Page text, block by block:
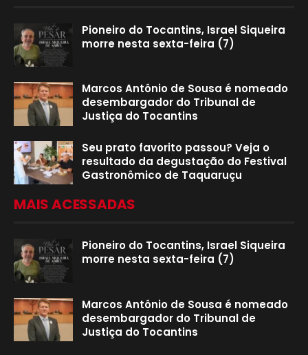
Pioneiro do Tocantins, Israel Siqueira
morre nesta sexta-feira (7)
Marcos Antônio de Sousa é nomeado
desembargador do Tribunal de
Justiça do Tocantins
Seu prato favorito passou? Veja o
resultado da degustação do Festival
Gastronômico de Taquaruçu
MAIS ACESSADAS
Pioneiro do Tocantins, Israel Siqueira
morre nesta sexta-feira (7)
Marcos Antônio de Sousa é nomeado
desembargador do Tribunal de
Justiça do Tocantins